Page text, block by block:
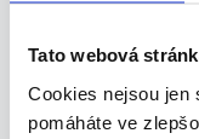
Tato webová
Cookies nejsou jen
pomáháte ve
TERMÍN
20.07.2026